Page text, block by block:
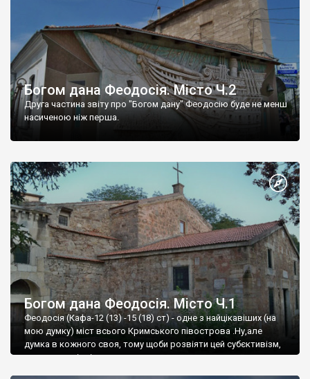
Богом дана Феодосія. Місто Ч.2
Друга частина звіту про "Богом дану" Феодосію буде не менш
насиченою ніж перша.
Богом дана Феодосія. Місто Ч.1
Феодосія (Кафа-12 (13) -15 (18) ст) - одне з найцікавіших (на
мою думку) міст всього Кримського півострова .Ну,але
думка в кожного своя, тому щоби розвіяти цей субєктивізм,
запрошую відвідати це